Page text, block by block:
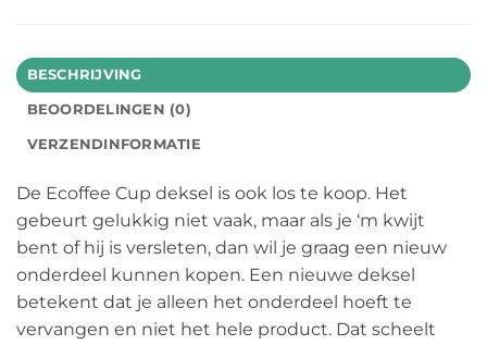
BESCHRIJVING
BEOORDELINGEN (0)
VERZENDINFORMATIE
De Ecoffee Cup deksel is ook los te koop. Het
gebeurt gelukkig niet vaak, maar als je ‘m kwijt
bent of hij is versleten, dan wil je graag een nieuw
onderdeel kunnen kopen. Een nieuwe deksel
betekent dat je alleen het onderdeel hoeft te
vervangen en niet het hele product. Dat scheelt